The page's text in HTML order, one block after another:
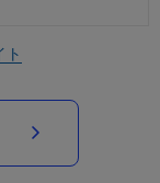
ト